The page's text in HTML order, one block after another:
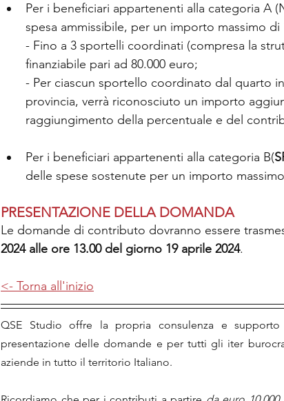
Per i beneficiari appartenenti alla categoria A
spesa ammissibile, per un importo massimo di
- Fino a 3 sportelli coordinati (compresa la
finanziabile pari ad 80.000 euro;
- Per ciascun sportello coordinato dal quarto
provincia, verrà riconosciuto un importo
raggiungimento della percentuale e del
Per i beneficiari appartenenti alla categoria B(
delle spese sostenute per un importo
PRESENTAZIONE DELLA DOMANDA
Le domande di contributo dovranno essere
2024 alle ore 13.00 del giorno 19 aprile 2024.
<- Torna all'inizio
QSE Studio offre la propria consulenza e
presentazione delle domande e per tutti gli iter
aziende in tutto il territorio Italiano.